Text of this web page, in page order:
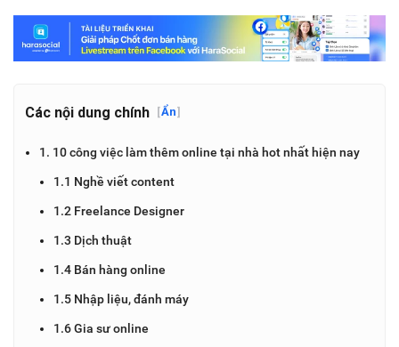
Các nội dung chính [Ẩn]
1. 10 công việc làm thêm online tại nhà hot nhất hiện nay
1.1 Nghề viết content
1.2 Freelance Designer
1.3 Dịch thuật
1.4 Bán hàng online
1.5 Nhập liệu, đánh máy
1.6 Gia sư online